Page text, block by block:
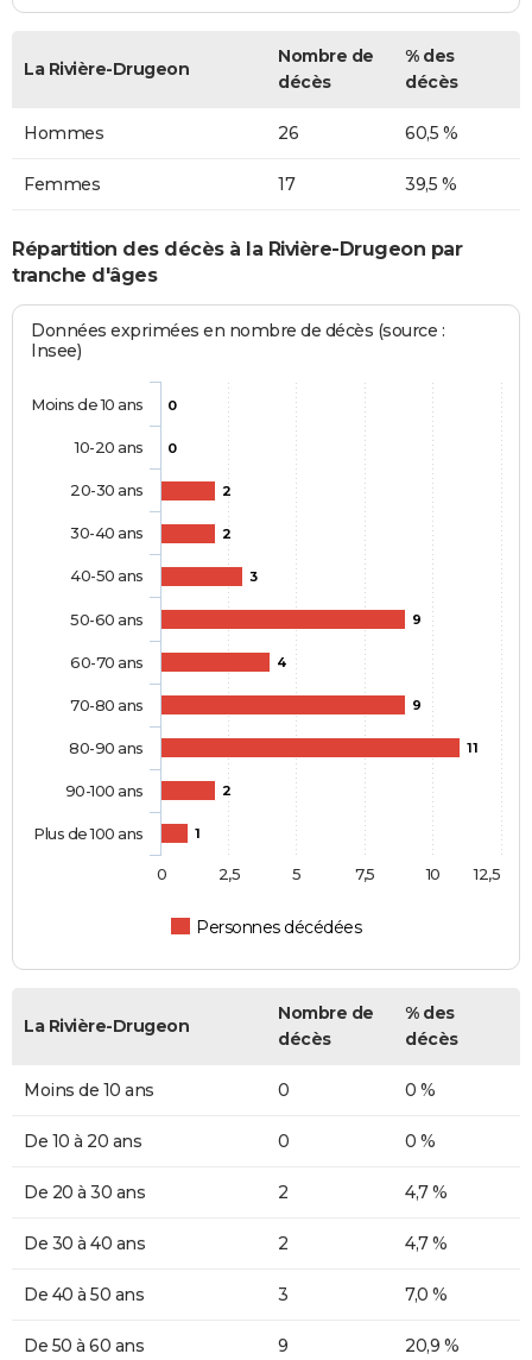
La Rivière-Drugeon
Nombre de
décès
% des
décès
Hommes 26 60,5 %
Femmes 17 39,5 %
Répartition des décès à la Rivière-Drugeon par
tranche d'âges
Données exprimées en nombre de décès (source :
Insee)
0
0
2
2
3
9
4
9
11
2
1
Personnes décédées
Moins de 10 ans
10-20 ans
20-30 ans
30-40 ans
40-50 ans
50-60 ans
60-70 ans
70-80 ans
80-90 ans
90-100 ans
Plus de 100 ans
0 10
2,5 5 7,5 12,5
La Rivière-Drugeon
Nombre de
décès
% des
décès
Moins de 10 ans 0 0 %
De 10 à 20 ans 0 0 %
De 20 à 30 ans 2 4,7 %
De 30 à 40 ans 2 4,7 %
De 40 à 50 ans 3 7,0 %
De 50 à 60 ans 9 20,9 %